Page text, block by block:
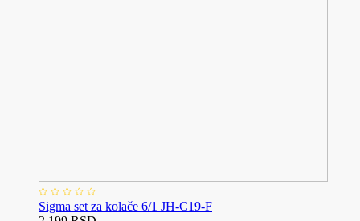
Sigma set za kolače 6/1 JH-C19-F